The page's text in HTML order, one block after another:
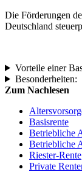
Die Förderungen
Deutschland
Vorteile einer
Besonderheiten:
Zum Nachlesen
Basisrente
Betriebliche
Betriebliche
Riester-Rente
Private